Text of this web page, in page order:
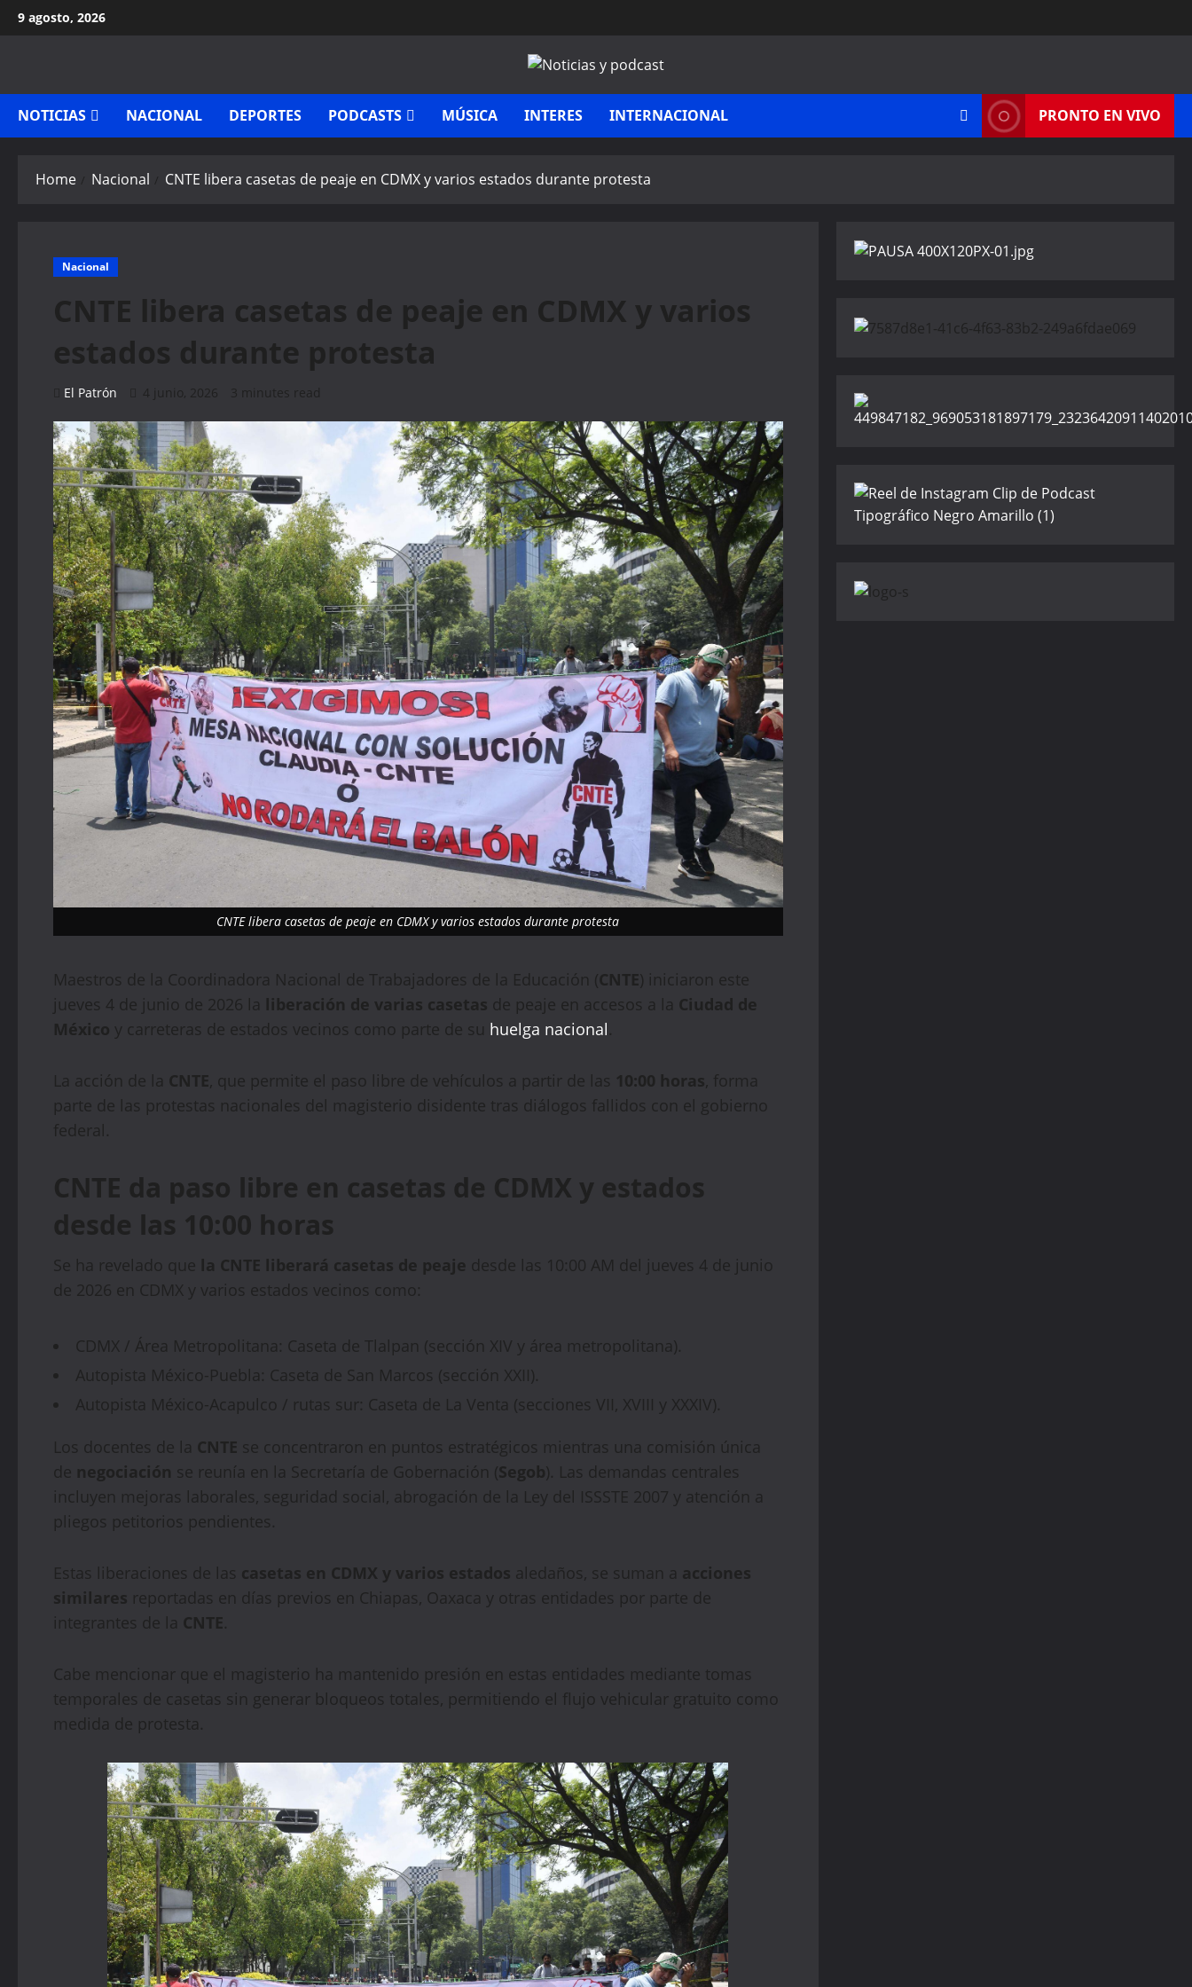
Skip
to
9 agosto, 2026
NOTICIAS NACIONAL DEPORTES PODCASTS MÚSICA INTERES INTERNACIONAL PRONTO EN VIVO
Home Nacional CNTE libera casetas de peaje en CDMX y varios estados durante protesta
Nacional
CNTE libera casetas de peaje en CDMX y varios
estados durante protesta
El Patrón 4 junio, 2026 3 minutes read
CNTE libera casetas de peaje en CDMX y varios estados durante protesta
Maestros de la Coordinadora Nacional de Trabajadores de la Educación (CNTE) iniciaron este
jueves 4 de junio de 2026 la liberación de varias casetas de peaje en accesos a la Ciudad de
México y carreteras de estados vecinos como parte de su huelga nacional.
La acción de la CNTE, que permite el paso libre de vehículos a partir de las 10:00 horas, forma
parte de las protestas nacionales del magisterio disidente tras diálogos fallidos con el gobierno
federal.
CNTE da paso libre en casetas de CDMX y estados
desde las 10:00 horas
Se ha revelado que la CNTE liberará casetas de peaje desde las 10:00 AM del jueves 4 de junio
de 2026 en CDMX y varios estados vecinos como:
CDMX / Área Metropolitana: Caseta de Tlalpan (sección XIV y área metropolitana).
Autopista México-Puebla: Caseta de San Marcos (sección XXII).
Autopista México-Acapulco / rutas sur: Caseta de La Venta (secciones VII, XVIII y XXXIV).
Los docentes de la CNTE se concentraron en puntos estratégicos mientras una comisión única
de negociación se reunía en la Secretaría de Gobernación (Segob). Las demandas centrales
incluyen mejoras laborales, seguridad social, abrogación de la Ley del ISSSTE 2007 y atención a
pliegos petitorios pendientes.
Estas liberaciones de las casetas en CDMX y varios estados aledaños, se suman a acciones
similares reportadas en días previos en Chiapas, Oaxaca y otras entidades por parte de
integrantes de la CNTE.
Cabe mencionar que el magisterio ha mantenido presión en estas entidades mediante tomas
temporales de casetas sin generar bloqueos totales, permitiendo el flujo vehicular gratuito como
medida de protesta.
🔥 LIMITED TIME OFFER
15%Off Your First Booking
Sign up today and get15% offyour first hotel
reservation. No promo code needed — discount applies
automatically!